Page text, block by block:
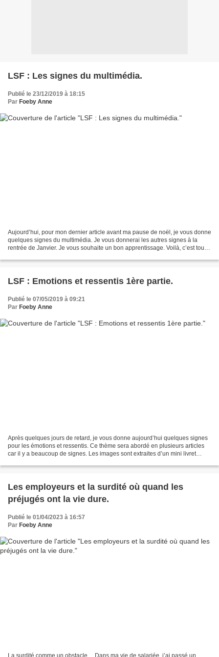
LSF : Les signes du multimédia.
Publié le 23/12/2019 à 18:15
Par Foeby Anne
Aujourd’hui, pour mon dernier article avant ma pause de noël, je vous donne
quelques signes du multimédia. Je vous donnerai les autres signes à la
rentrée de Janvier. Je vous souhaite un bon apprentissage. Voilà, c’est tout
LSF : Emotions et ressentis 1ère partie.
Publié le 07/05/2019 à 09:21
Par Foeby Anne
Après quelques jours de retard, je vous donne aujourd’hui quelques signes
pour les émotions et ressentis. Ce thème sera abordé en plusieurs articles
car il y a beaucoup de signes. Les images sont extraites d’un mini livret
Les employeurs et la surdité où quand les
préjugés ont la vie dure.
Publié le 01/04/2023 à 16:57
Par Foeby Anne
La surdité comme un obstacle… Dans ma vie de salariée, j’ai passé un